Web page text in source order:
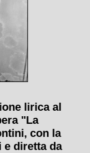
lirica al
"La
con la
e diretta da